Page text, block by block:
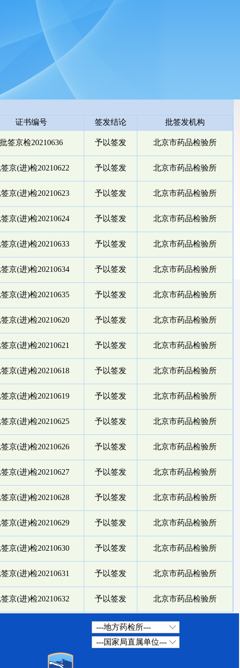
证书编号 签发结论 批签发机构
批签京检20210636 予以签发 北京市药品检验所
京(进)检20210622 予以签发 北京市药品检验所
京(进)检20210623 予以签发 北京市药品检验所
京(进)检20210624 予以签发 北京市药品检验所
京(进)检20210633 予以签发 北京市药品检验所
京(进)检20210634 予以签发 北京市药品检验所
京(进)检20210635 予以签发 北京市药品检验所
京(进)检20210620 予以签发 北京市药品检验所
京(进)检20210621 予以签发 北京市药品检验所
京(进)检20210618 予以签发 北京市药品检验所
京(进)检20210619 予以签发 北京市药品检验所
京(进)检20210625 予以签发 北京市药品检验所
京(进)检20210626 予以签发 北京市药品检验所
京(进)检20210627 予以签发 北京市药品检验所
京(进)检20210628 予以签发 北京市药品检验所
京(进)检20210629 予以签发 北京市药品检验所
京(进)检20210630 予以签发 北京市药品检验所
京(进)检20210631 予以签发 北京市药品检验所
京(进)检20210632 予以签发 北京市药品检验所
---地方药检所---
---国家局直属单位---